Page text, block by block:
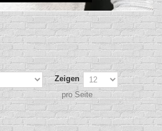
Zeigen
pro Seite